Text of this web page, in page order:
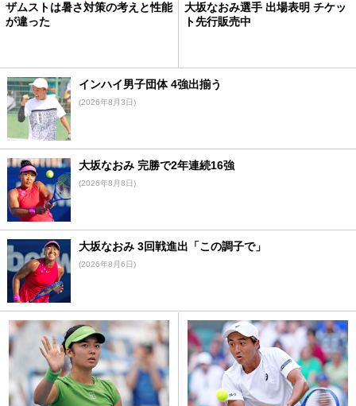
ザムストは暑さ対策の考えと性能
が違った
大坂なおみ選手 出場表明 チケッ
ト先行販売中
インハイ男子団体 4強出揃う
(2026年8月3日)
大坂なおみ 完勝で2年連続16強
(2026年8月8日)
大坂なおみ 3回戦進出「この調子で」
(2026年8月6日)